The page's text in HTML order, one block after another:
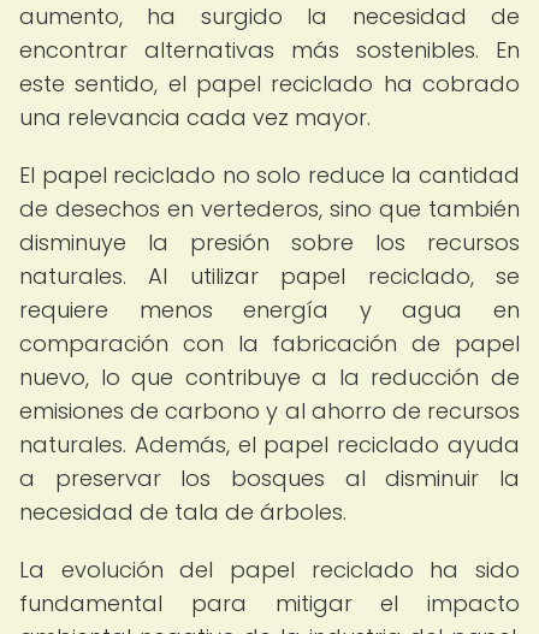
aumento, ha surgido la necesidad de
encontrar alternativas más sostenibles. En
este sentido, el papel reciclado ha cobrado
una relevancia cada vez mayor.
El papel reciclado no solo reduce la cantidad
de desechos en vertederos, sino que también
disminuye la presión sobre los recursos
naturales. Al utilizar papel reciclado, se
requiere menos energía y agua en
comparación con la fabricación de papel
nuevo, lo que contribuye a la reducción de
emisiones de carbono y al ahorro de recursos
naturales. Además, el papel reciclado ayuda
a preservar los bosques al disminuir la
necesidad de tala de árboles.
La evolución del papel reciclado ha sido
fundamental para mitigar el impacto